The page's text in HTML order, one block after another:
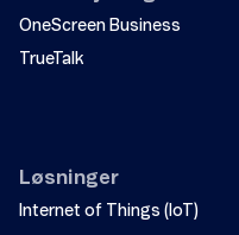
OneScreen Business
TrueTalk
Løsninger
Internet of Things (IoT)